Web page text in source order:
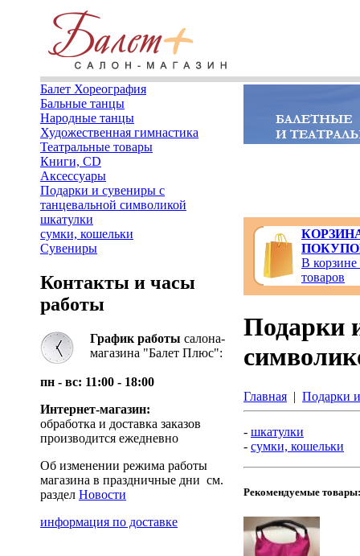
Балет Хореография
Бальные танцы
Народные танцы
Художественная гимнастика
Театральные товары
Книги, CD
Аксессуары
Подарки и сувениры с
танцевальной символикой
шкатулки
сумки, кошельки
Сувениры
Контакты и часы
работы
График работы салона-
магазина "Балет Плюс":
пн - вс: 11:00 - 18:00
Интернет-магазин:
обработка и доставка заказов
производится ежедневно
Об изменении режима работы
магазина в праздничные дни см.
раздел Новости
информация по доставке
В корзине
товаров
Подарки
Главная | Подарки
- шкатулки
- сумки, кошельки
Рекомендуемые товары: